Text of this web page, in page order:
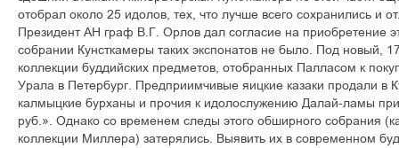
отобрал около 25 идолов, тех, что лучше всего сохранились и
Президент АН граф В.Г. Орлов дал согласие на приобретение
собрании Кунсткамеры таких экспонатов не было. Под новый,
коллекции буддийских предметов, отобранных Палласом к
Урала в Петербург. Предприимчивые яицкие казаки продали в
калмыцкие бурханы и прочия к идолослужению Далай-ламы
руб.». Однако со временем следы этого обширного собрания
коллекции Миллера) затерялись. Выявить их в современном